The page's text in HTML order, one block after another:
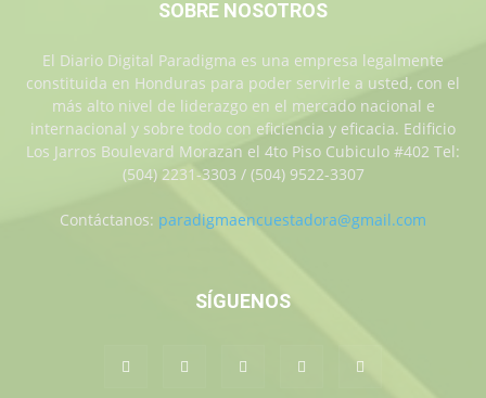
SOBRE NOSOTROS
El Diario Digital Paradigma es una empresa legalmente
constituida en Honduras para poder servirle a usted, con el
más alto nivel de liderazgo en el mercado nacional e
internacional y sobre todo con eficiencia y eficacia. Edificio
Los Jarros Boulevard Morazan el 4to Piso Cubiculo #402 Tel:
(504) 2231-3303 / (504) 9522-3307
Contáctanos: paradigmaencuestadora@gmail.com
SÍGUENOS